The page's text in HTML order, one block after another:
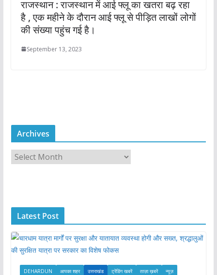
राजस्थान : राजस्थान में आई फ्लू का खतरा बढ़ रहा
है , एक महीने के दौरान आई फ्लू से पीड़ित लाखों लोगों
की संख्या पहुंच गई है।
September 13, 2023
Archives
r
e
s
Latest Post
DEHARDUN आपका शहर उत्तराखंड ट्रेंडिंग खबरें ताज़ा ख़बरें
न्यूज़